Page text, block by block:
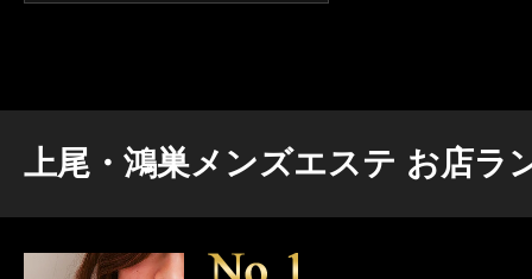
上尾・鴻巣メンズエステ お店ラ